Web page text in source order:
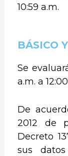
10:59 a.m.
BÁSICO
Se
a.m. a
De
2012 de
Decreto
sus